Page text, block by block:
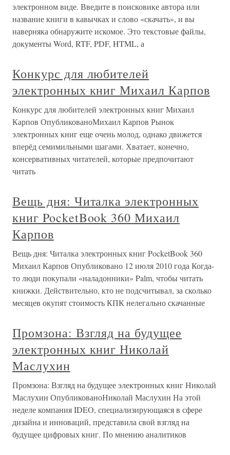
электронном виде. Введите в поисковике автора или
название книги в кавычках и слово «скачать», и вы
наверняка обнаружите искомое. Это текстовые файлы,
документы Word, RTF, PDF, HTML, а
Конкурс для любителей
электронных книг Михаил Карпов
Конкурс для любителей электронных книг Михаил
Карпов ОпубликованоМихаил Карпов Рынок
электронных книг еще очень молод, однако движется
вперёд семимильными шагами. Хватает, конечно,
консервативных читателей, которые предпочитают
читать
Вещь дня: Читалка электронных
книг PocketBook 360 Михаил
Карпов
Вещь дня: Читалка электронных книг PocketBook 360
Михаил Карпов Опубликовано 12 июля 2010 года Когда-
то люди покупали «наладонники» Palm, чтобы читать
книжки. Действительно, кто не подсчитывал, за сколько
месяцев окупят стоимость КПК нелегально скачанные
Промзона: Взгляд на будущее
электронных книг Николай
Маслухин
Промзона: Взгляд на будущее электронных книг Николай
Маслухин ОпубликованоНиколай Маслухин На этой
неделе компания IDEO, специализирующаяся в сфере
дизайна и инноваций, представила свой взгляд на
будущее цифровых книг. По мнению аналитиков